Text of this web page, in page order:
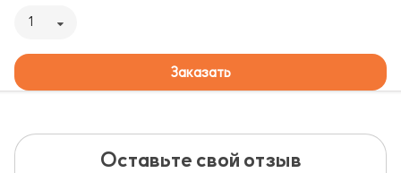
1
Заказать
Оставьте свой отзыв